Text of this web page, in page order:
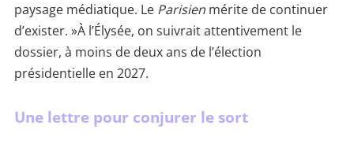
paysage médiatique. Le Parisienmérite de continuer
d’exister. »À l’Élysée, on suivrait attentivement le
dossier, à moins de deux ans de l’élection
présidentielle en 2027.
Une lettre pour conjurer le sort